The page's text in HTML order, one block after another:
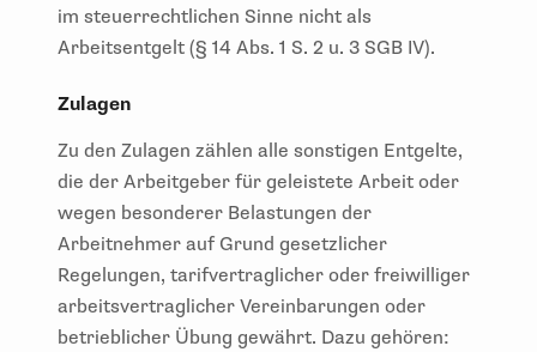
im steuerrechtlichen Sinne nicht als
Arbeitsentgelt (§ 14 Abs. 1 S. 2 u. 3 SGB IV).
Zulagen
Zu den Zulagen zählen alle sonstigen Entgelte,
die der Arbeitgeber für geleistete Arbeit oder
wegen besonderer Belastungen der
Arbeitnehmer auf Grund gesetzlicher
Regelungen, tarifvertraglicher oder freiwilliger
arbeitsvertraglicher Vereinbarungen oder
betrieblicher Übung gewährt. Dazu gehören: